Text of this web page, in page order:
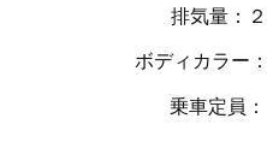
排気量：
ボディカラー
乗車定員